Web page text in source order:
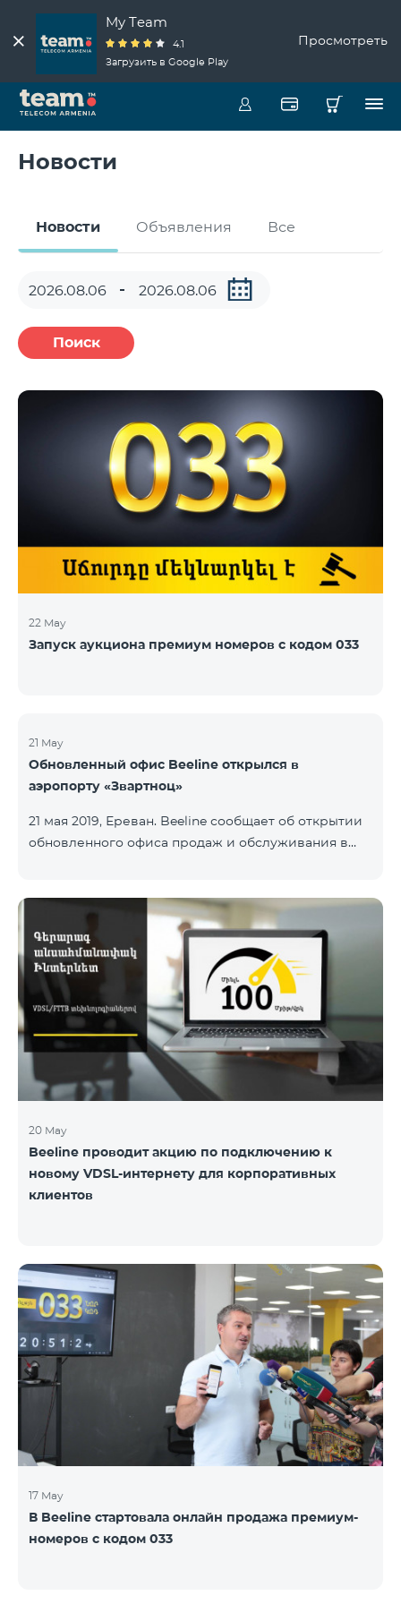
My Team
4.1
Загрузить в Google Play
Просмотреть
Новости
Новости Объявления Все
Поиск
22 May
Запуск аукциона премиум номеров с кодом 033
21 May
Обновленный офис Beeline открылся в
аэропорту «Звартноц»
21 мая 2019, Ереван. Beeline сообщает об открытии
обновленного офиса продаж и обслуживания в
посетителей и работает круглосуточно и без
перерывов. «С сегодняшнего дня наших клиентов
в аэропорту будет встречать наш обновленный
офис продаж и обслуживания. Жизнь в аэропорту
кипит 24 часа в сутки, и в любое время дня и ночи
в нашем офисе клиенты могут быстро и
максимально комфортно подготовиться к
путешествию, а гос
20 May
Beeline проводит акцию по подключению к
новому VDSL-интернету для корпоративных
клиентов
17 May
В Beeline стартовала онлайн продажа премиум-
номеров с кодом 033